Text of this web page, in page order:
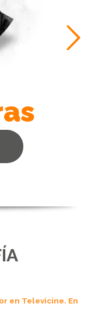
en Televicine. En